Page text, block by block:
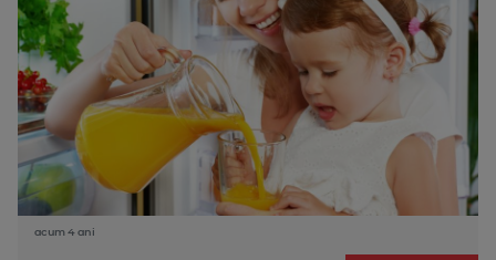
acum 4 ani